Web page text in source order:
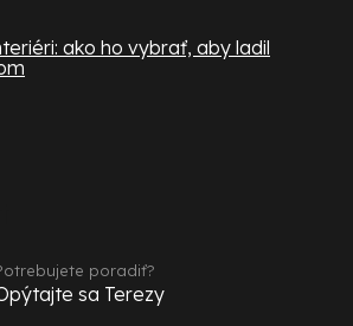
ako ho vybrať, aby ladil
poradiť?
sa Terezy